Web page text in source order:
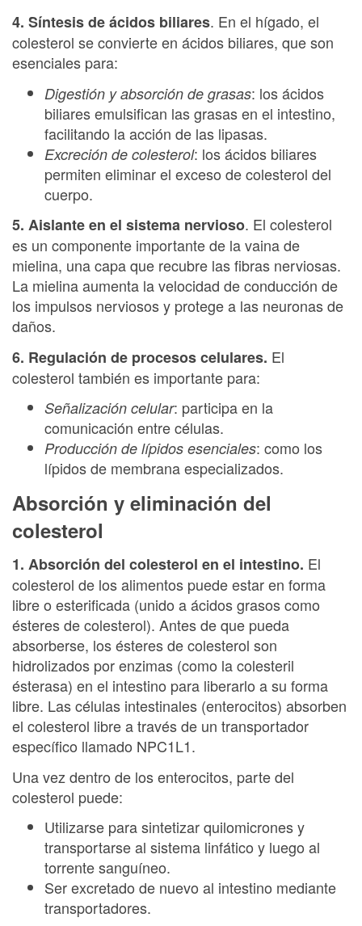
4. Síntesis de ácidos biliares. En el hígado, el
colesterol se convierte en ácidos biliares, que son
esenciales para:
Digestión y absorción de grasas: los ácidos
biliares emulsifican las grasas en el intestino,
facilitando la acción de las lipasas.
Excreción de colesterol: los ácidos biliares
permiten eliminar el exceso de colesterol del
cuerpo.
5. Aislante en el sistema nervioso. El colesterol
es un componente importante de la vaina de
mielina, una capa que recubre las fibras nerviosas.
La mielina aumenta la velocidad de conducción de
los impulsos nerviosos y protege a las neuronas de
daños.
6. Regulación de procesos celulares. El
colesterol también es importante para:
Señalización celular: participa en la
comunicación entre células.
Producción de lípidos esenciales: como los
lípidos de membrana especializados.
Absorción y eliminación del
colesterol
1. Absorción del colesterol en el intestino. El
colesterol de los alimentos puede estar en forma
libre o esterificada (unido a ácidos grasos como
ésteres de colesterol). Antes de que pueda
absorberse, los ésteres de colesterol son
hidrolizados por enzimas (como la colesteril
ésterasa) en el intestino para liberarlo a su forma
libre. Las células intestinales (enterocitos) absorben
el colesterol libre a través de un transportador
específico llamado NPC1L1.
Una vez dentro de los enterocitos, parte del
colesterol puede:
Utilizarse para sintetizar quilomicrones y
transportarse al sistema linfático y luego al
torrente sanguíneo.
Ser excretado de nuevo al intestino mediante
transportadores.